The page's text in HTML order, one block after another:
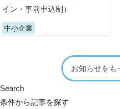
イン・事前申込制）
中小企業
お知らせをも
Search
条件から記事を探す